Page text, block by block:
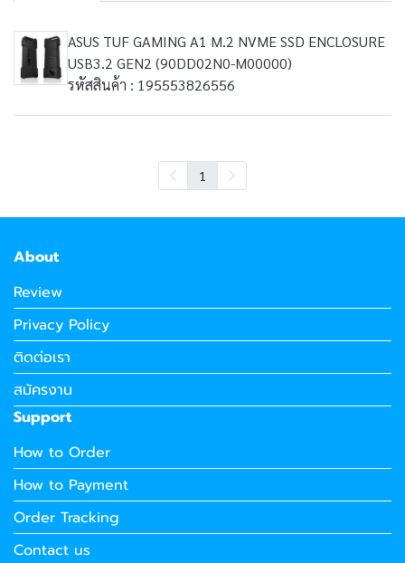
ASUS TUF GAMING A1 M.2 NVME SSD ENCLOSURE
USB3.2 GEN2 (90DD02N0-M00000)
รหัสสินค้า : 195553826556
1
About
Review
Privacy Policy
ติดต่อเรา
สมัครงาน
Support
How to Order
How to Payment
Order Tracking
Contact us